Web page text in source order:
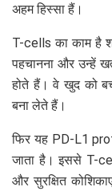
अहम हिस्सा हैं।
T-cells का काम है
पहचानना और उन्हें
होते हैं। वे खुद को
बना लेते हैं।
फिर यह PD-L1
जाता है। इससे T-
और सुरक्षित